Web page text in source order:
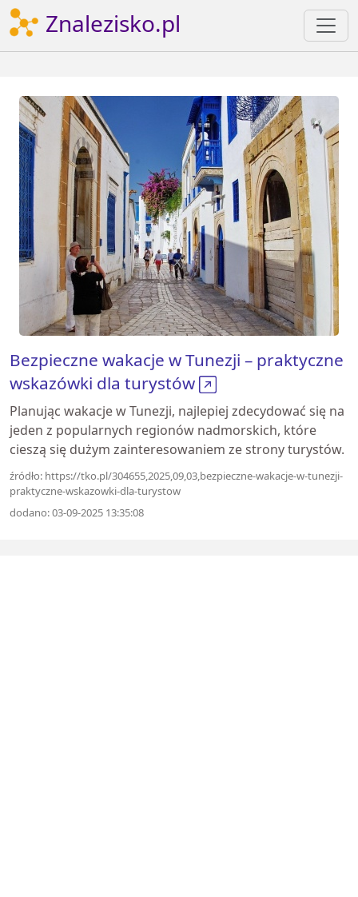
Znalezisko.pl
Bezpieczne wakacje w Tunezji – praktyczne
wskazówki dla turystów
Planując wakacje w Tunezji, najlepiej zdecydować się na
jeden z popularnych regionów nadmorskich, które
cieszą się dużym zainteresowaniem ze strony turystów.
źródło: https://tko.pl/304655,2025,09,03,bezpieczne-wakacje-w-tunezji-
praktyczne-wskazowki-dla-turystow
dodano: 03-09-2025 13:35:08